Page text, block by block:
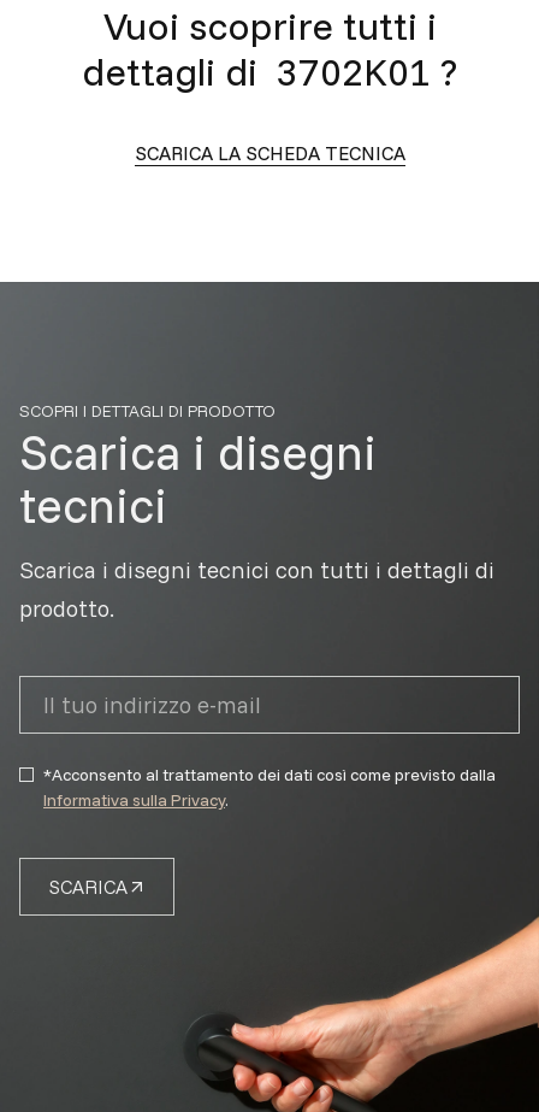
Vuoi scoprire tutti i
dettagli di 3702K01 ?
SCARICA LA SCHEDA TECNICA
SCOPRI I DETTAGLI DI PRODOTTO
Scarica i disegni
tecnici
Scarica i disegni tecnici con tutti i dettagli di
prodotto.
SCARICA
*Acconsento al trattamento dei dati così come previsto dalla
Informativa sulla Privacy.